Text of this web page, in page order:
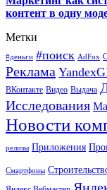
контент в одну
Метки
#деньги #поиск AdFox
Реклама
ВКонтакте Видео Выдача
Исследования
Новости
релизы Приложения
Смартфоны